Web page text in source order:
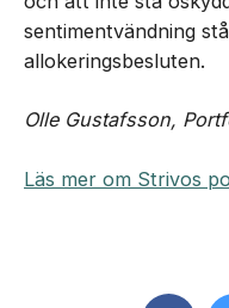
sentimentvändning
allokeringsbesluten.
Olle Gustafsson,
Läs mer om Strivos